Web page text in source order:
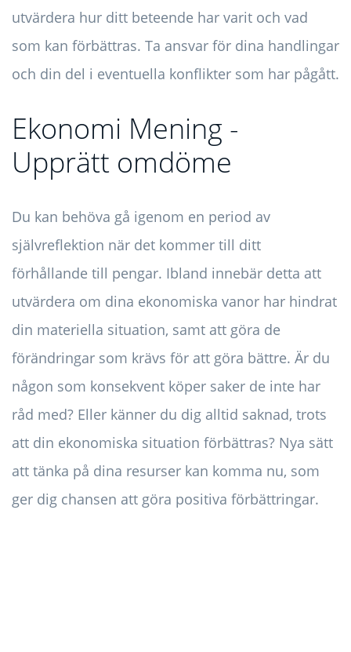
utvärdera hur ditt beteende har varit och vad
som kan förbättras. Ta ansvar för dina handlingar
och din del i eventuella konflikter som har pågått.
Ekonomi Mening -
Upprätt omdöme
Du kan behöva gå igenom en period av
självreflektion när det kommer till ditt
förhållande till pengar. Ibland innebär detta att
utvärdera om dina ekonomiska vanor har hindrat
din materiella situation, samt att göra de
förändringar som krävs för att göra bättre. Är du
någon som konsekvent köper saker de inte har
råd med? Eller känner du dig alltid saknad, trots
att din ekonomiska situation förbättras? Nya sätt
att tänka på dina resurser kan komma nu, som
ger dig chansen att göra positiva förbättringar.